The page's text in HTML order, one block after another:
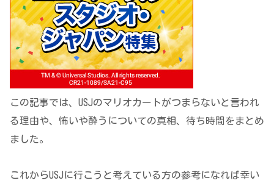
この記事では、USJのマリオカートがつまらないと言われ
る理由や、怖いや酔うについての真相、待ち時間をまとめ
ました。
これからUSJに行こうと考えている方の参考になれば幸い